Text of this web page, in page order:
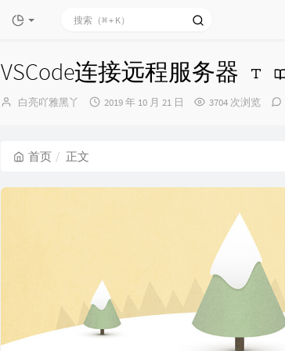
VSCode连接远程服务器
博
白亮吖雅黑丫
发
2019 年 10 月 21 日 3704 次浏览
首页 正文